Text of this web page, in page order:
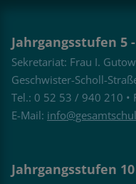
Jahrgangsstufen 5
Sekretariat: Frau I.
Geschwister-Scholl-
Tel.: 0 52 53 / 940 210 •
E-Mail:
Jahrgangsstufen